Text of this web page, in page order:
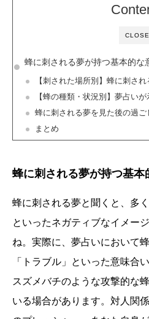
CLOSE
蜂に刺される夢が持つ基本的な
【刺された場所別】蜂に刺さ
【蜂の種類・状況別】夢占い
蜂に刺される夢を見た後の過
まとめ
蜂に刺される夢が持つ基本
蜂に刺される夢と聞くと、多
といったネガティブなイメー
ね。実際に、夢占いにおいて
「トラブル」といった意味合
スズメバチのような攻撃的な
いる場合があります。対人関